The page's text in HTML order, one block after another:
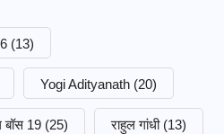
(13)
Yogi Adityanath (20)
बॉस 19 (25) राहुल गांधी (13)